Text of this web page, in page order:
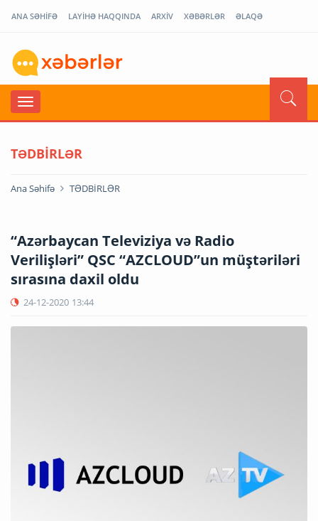
ANA SƏHİFƏ LAYİHƏ HAQQINDA ARXİV XƏBƏRLƏR ƏLAQƏ
TƏDBİRLƏR
Ana Səhifə TƏDBİRLƏR
“Azərbaycan Televiziya və Radio
Verilişləri” QSC “AZCLOUD”un müştəriləri
sırasına daxil oldu
24-12-2020 13:44